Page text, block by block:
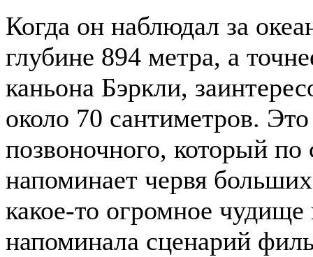
Когда он наблюдал за
глубине 894 метра, а
каньона Бэркли,
около 70 сантиметров.
позвоночного, который
напоминает червя
какое-то огромное
напоминала сценарий